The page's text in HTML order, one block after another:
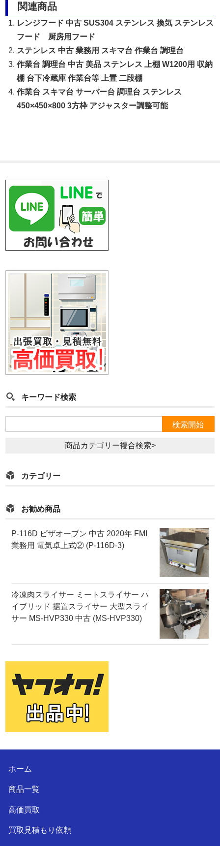
関連商品
レンジフード 中古 SUS304 ステンレス 換気 ステンレス
フード 厨房用フード
ステンレス 中古 業務用 スキマ台 作業台 調理台
作業台 調理台 中古 美品 ステンレス 上棚 W1200用 収納
棚 台下冷蔵庫 作業台等 上置 二段棚
作業台 スキマ台 サーバー台 調理台 ステンレス
450×450×800 3方枠 アジャスター調整可能
キーワード検索
商品カテゴリー複合検索>
カテゴリー
お勧め商品
P-116D ピザオーブン 中古 2020年 FMI
業務用 電気卓上式② (P-116D-3)
冷凍肉スライサー ミートスライサー ハ
イブリッド 据置スライサー 大型スライ
サー MS-HVP330 中古 (MS-HVP330)
ホーム
商品一覧
高価買取
買取見積もり依頼